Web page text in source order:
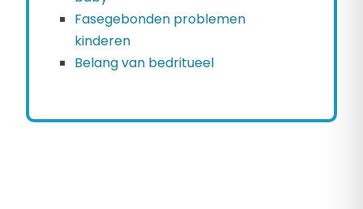
Fasegebonden problemen
kinderen
Belang van bedritueel